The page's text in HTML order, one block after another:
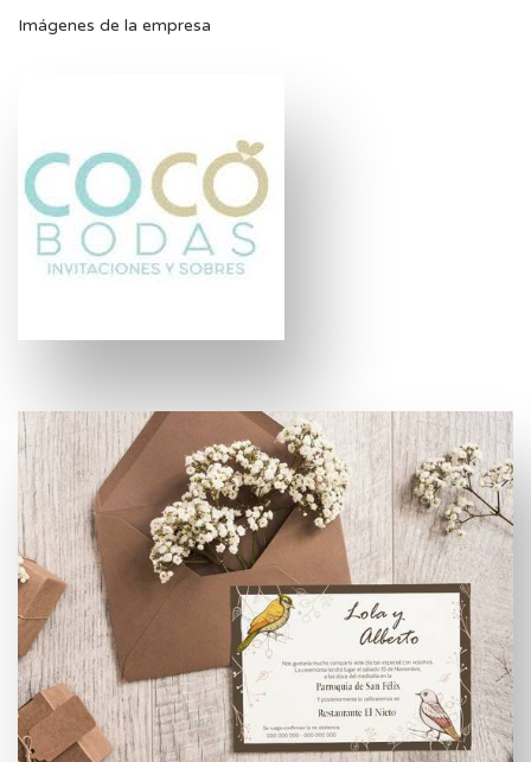
Imágenes de la empresa